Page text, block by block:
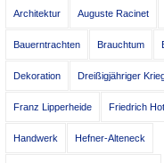
Architektur Auguste Racinet
Bauerntrachten Brauchtum
Dekoration Dreißigjähriger
Franz Lipperheide Friedrich
Handwerk Hefner-Alteneck